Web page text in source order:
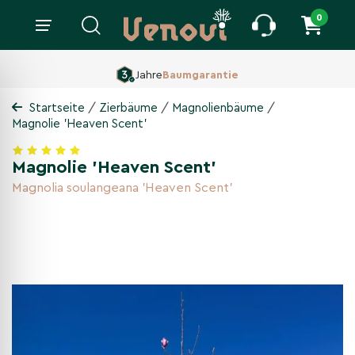
0
160 ha Baumschule,Seit 1860
Startseite / Zierbäume / Magnolienbäume /
Magnolie 'Heaven Scent'
Magnolie 'Heaven Scent'
Magnolia soulangeana 'Heaven Scent'